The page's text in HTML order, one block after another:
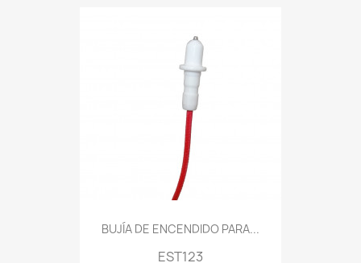
BUJÍA DE ENCENDIDO PARA...
EST123